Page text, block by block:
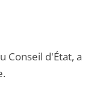
Conseil d'État, a